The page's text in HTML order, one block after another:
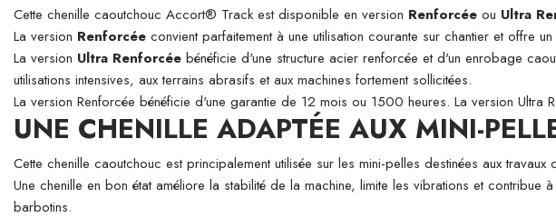
Cette chenille caoutchouc Accort® Track est disponible en version Renforcée ou Ultra
La version Renforcée convient parfaitement à une utilisation courante sur chantier et offre
La version Ultra Renforcée bénéficie d'une structure acier renforcée et d'un enrobage
utilisations intensives, aux terrains abrasifs et aux machines fortement sollicitées.
La version Renforcée bénéficie d'une garantie de 12 mois ou 1500 heures. La version
UNE CHENILLE ADAPTÉE AUX MINI-
Cette chenille caoutchouc est principalement utilisée sur les mini-pelles destinées aux
Une chenille en bon état améliore la stabilité de la machine, limite les vibrations et
barbotins.